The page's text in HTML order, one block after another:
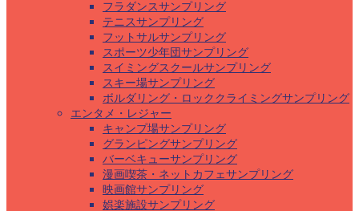
フラダンスサンプリング
テニスサンプリング
フットサルサンプリング
スポーツ少年団サンプリング
スイミングスクールサンプリング
スキー場サンプリング
ボルダリング・ロッククライミングサンプリング
エンタメ・レジャー
キャンプ場サンプリング
グランピングサンプリング
バーベキューサンプリング
漫画喫茶・ネットカフェサンプリング
映画館サンプリング
娯楽施設サンプリング